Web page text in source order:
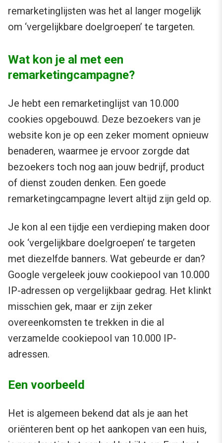
remarketinglijsten was het al langer mogelijk
om ‘vergelijkbare doelgroepen’ te targeten.
Wat kon je al met een
remarketingcampagne?
Je hebt een remarketinglijst van 10.000
cookies opgebouwd. Deze bezoekers van je
website kon je op een zeker moment opnieuw
benaderen, waarmee je ervoor zorgde dat
bezoekers toch nog aan jouw bedrijf, product
of dienst zouden denken. Een goede
remarketingcampagne levert altijd zijn geld op.
Je kon al een tijdje een verdieping maken door
ook ‘vergelijkbare doelgroepen’ te targeten
met diezelfde banners. Wat gebeurde er dan?
Google vergeleek jouw cookiepool van 10.000
IP-adressen op vergelijkbaar gedrag. Het klinkt
misschien gek, maar er zijn zeker
overeenkomsten te trekken in die al
verzamelde cookiepool van 10.000 IP-
adressen.
Een voorbeeld
Het is algemeen bekend dat als je aan het
oriënteren bent op het aankopen van een huis,